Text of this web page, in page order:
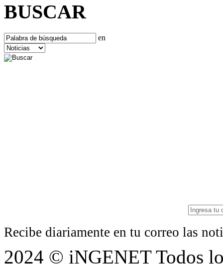
BUSCAR
en
Recibe diariamente en tu correo las
2024 © iNGENET Todos